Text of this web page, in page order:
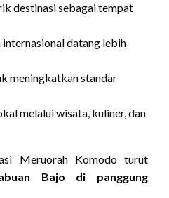
destinasi sebagai tempat
datang lebih
meningkatkan standar
melalui wisata, kuliner, dan
Meruorah Komodo turut
Bajo di panggung